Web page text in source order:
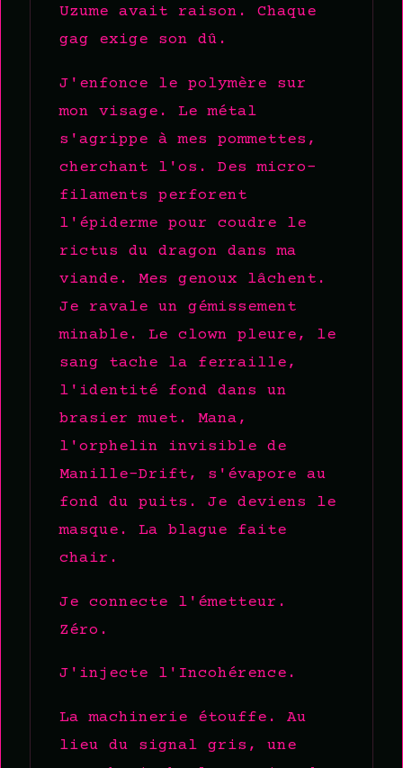
Uzume avait raison. Chaque
gag exige son dû.
J'enfonce le polymère sur
mon visage. Le métal
s'agrippe à mes pommettes,
cherchant l'os. Des micro-
filaments perforent
l'épiderme pour coudre le
rictus du dragon dans ma
viande. Mes genoux lâchent.
Je ravale un gémissement
minable. Le clown pleure, le
sang tache la ferraille,
l'identité fond dans un
brasier muet. Mana,
l'orphelin invisible de
Manille-Drift, s'évapore au
fond du puits. Je deviens le
masque. La blague faite
chair.
Je connecte l'émetteur.
Zéro.
J'injecte l'Incohérence.
La machinerie étouffe. Au
lieu du signal gris, une